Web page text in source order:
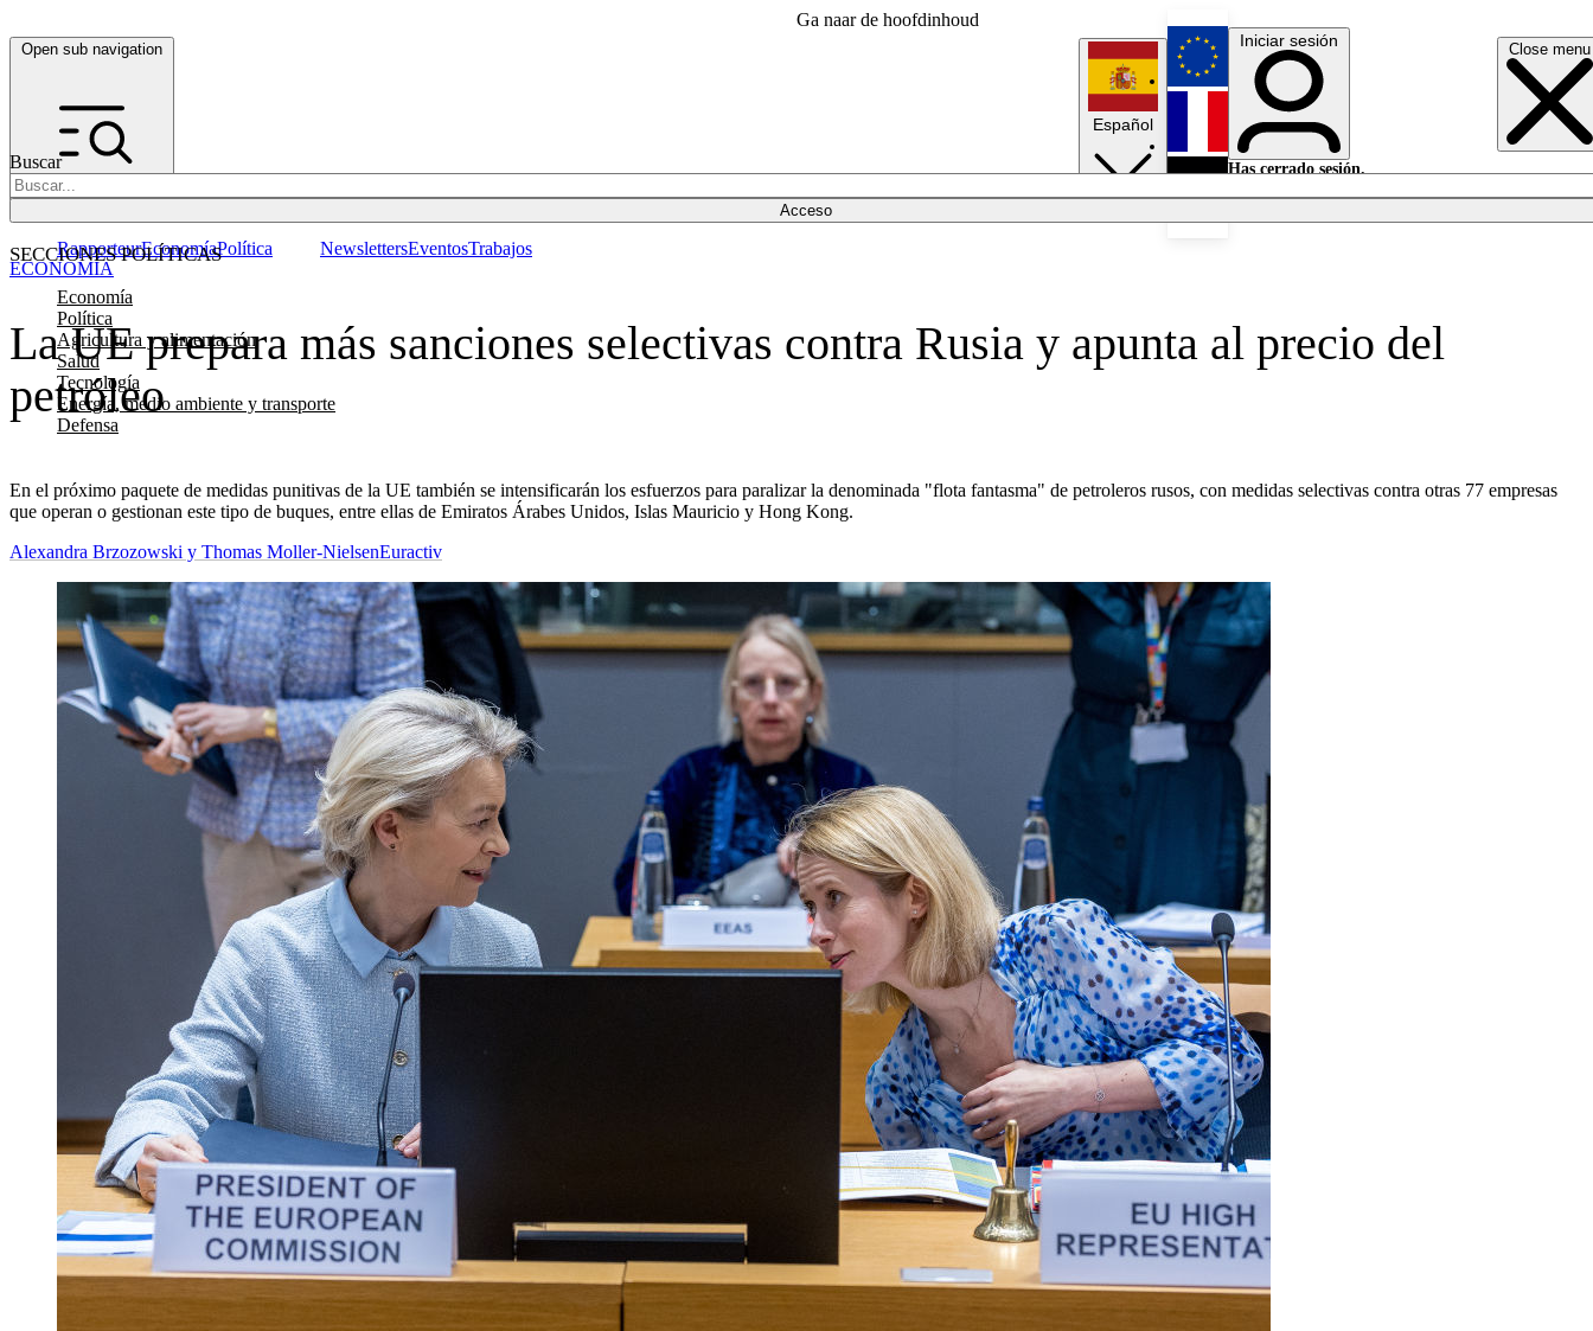
Ga naar de hoofdinhoud
Open sub navigation Close menu
Buscar
Acceso
SECCIONES POLÍTICAS
Economía
Política
Agricultura y alimentación
Salud
Tecnología
Energía, medio ambiente y transporte
Defensa
RapporteurEconomíaPolítica NewslettersEventosTrabajos
Español
English
Français
Iniciar sesión
Has cerrado sesión.
La UE prepara más sanciones selectivas contra Rusia y apunta al precio del
petróleo
En el próximo paquete de medidas punitivas de la UE también se intensificarán los esfuerzos para paralizar la denominada "flota fantasma" de petroleros rusos, con medidas selectivas contra otras 77 empresas
que operan o gestionan este tipo de buques, entre ellas de Emiratos Árabes Unidos, Islas Mauricio y Hong Kong.
ECONOMÍA
Alexandra Brzozowski y Thomas Moller-NielsenEuractiv